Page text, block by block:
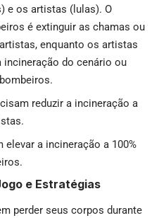
e os artistas (lulas). O
é extinguir as chamas ou
enquanto os artistas
incineração do cenário ou
reduzir a incineração a
elevar a incineração a 100%
e Estratégias
perder seus corpos durante